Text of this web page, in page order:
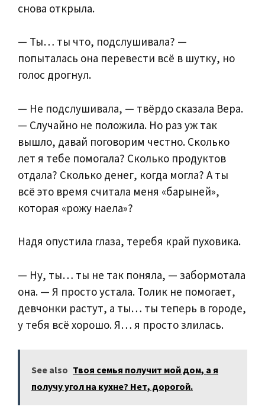
снова открыла.
— Ты… ты что, подслушивала? —
попыталась она перевести всё в шутку, но
голос дрогнул.
— Не подслушивала, — твёрдо сказала Вера.
— Случайно не положила. Но раз уж так
вышло, давай поговорим честно. Сколько
лет я тебе помогала? Сколько продуктов
отдала? Сколько денег, когда могла? А ты
всё это время считала меня «барыней»,
которая «рожу наела»?
Надя опустила глаза, теребя край пуховика.
— Ну, ты… ты не так поняла, — забормотала
она. — Я просто устала. Толик не помогает,
девчонки растут, а ты… ты теперь в городе,
у тебя всё хорошо. Я… я просто злилась.
See also Твоя семья получит мой дом, а я
получу угол на кухне? Нет, дорогой.